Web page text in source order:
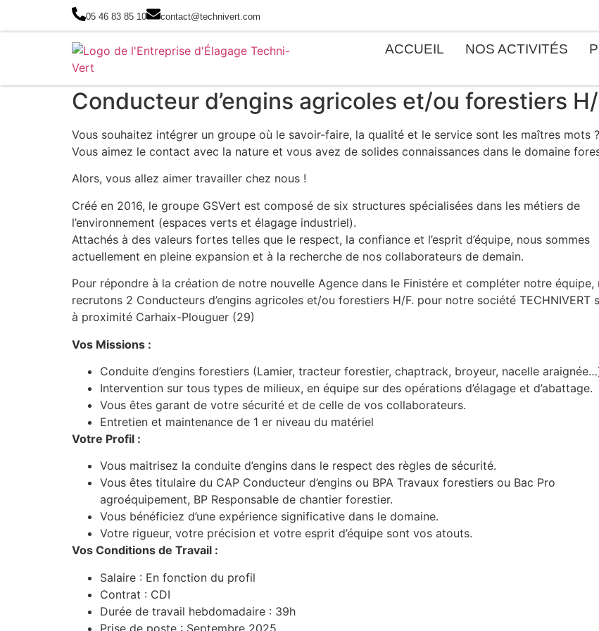
05 46 83 85 10 contact@technivert.com
ACCUEIL NOS ACTIVITÉS
Conducteur d’engins agricoles et/ou forestiers
Vous souhaitez intégrer un groupe où le savoir-faire, la qualité et le service sont les maîtres mots ?
Vous aimez le contact avec la nature et vous avez de solides connaissances dans le domaine
Alors, vous allez aimer travailler chez nous !
Créé en 2016, le groupe GSVert est composé de six structures spécialisées dans les métiers de
l’environnement (espaces verts et élagage industriel).
Attachés à des valeurs fortes telles que le respect, la confiance et l’esprit d’équipe, nous sommes
actuellement en pleine expansion et à la recherche de nos collaborateurs de demain.
Pour répondre à la création de notre nouvelle Agence dans le Finistére et compléter notre équipe,
recrutons 2 Conducteurs d’engins agricoles et/ou forestiers H/F. pour notre société TECHNIVERT
à proximité Carhaix-Plouguer (29)
Vos Missions :
Conduite d’engins forestiers (Lamier, tracteur forestier, chaptrack, broyeur, nacelle
Intervention sur tous types de milieux, en équipe sur des opérations d’élagage et d’abattage.
Vous êtes garant de votre sécurité et de celle de vos collaborateurs.
Entretien et maintenance de 1 er niveau du matériel
Votre Profil :
Vous maitrisez la conduite d’engins dans le respect des règles de sécurité.
Vous êtes titulaire du CAP Conducteur d’engins ou BPA Travaux forestiers ou Bac Pro
agroéquipement, BP Responsable de chantier forestier.
Vous bénéficiez d’une expérience significative dans le domaine.
Votre rigueur, votre précision et votre esprit d’équipe sont vos atouts.
Vos Conditions de Travail :
Salaire : En fonction du profil
Contrat : CDI
Durée de travail hebdomadaire : 39h
Prise de poste : Septembre 2025